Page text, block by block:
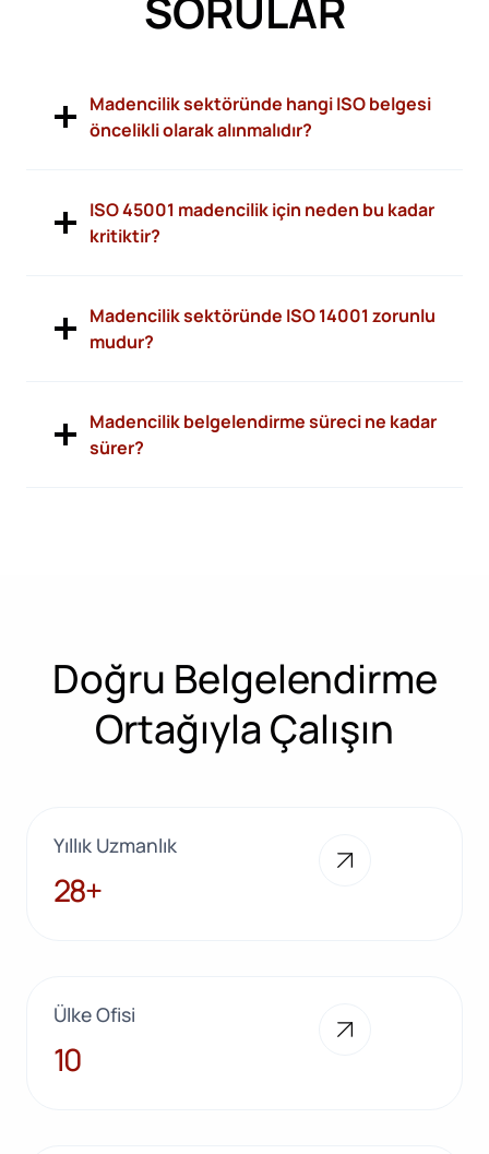
Madencilik sektöründe hangi ISO belgesi
öncelikli olarak alınmalıdır?
ISO 45001 madencilik için neden bu kadar
kritiktir?
Madencilik sektöründe ISO 14001 zorunlu
mudur?
Madencilik belgelendirme süreci ne kadar
sürer?
Doğru Belgelendirme
Ortağıyla Çalışın
Yıllık Uzmanlık
28+
28+
Ülke Ofisi
10
10